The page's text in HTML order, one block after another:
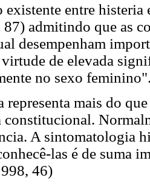
existente entre
admitindo que as
desempenham
virtude de elevada
no sexo
representa mais do
constitucional.
A sintomatologia
las é de suma
46)